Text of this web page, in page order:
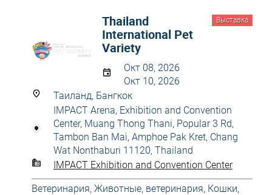
Выставка
Thailand
International Pet
Variety
Окт 08, 2026
Окт 10, 2026
Таиланд, Бангкок
IMPACT Arena, Exhibition and Convention
Center, Muang Thong Thani, Popular 3 Rd,
Tambon Ban Mai, Amphoe Pak Kret, Chang
Wat Nonthaburi 11120, Thailand
IMPACT Exhibition and Convention Center
Ветеринария, Животные, ветеринария, Кошки,